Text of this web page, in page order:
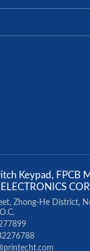
Keypad, FPCB
Zhong-He District,